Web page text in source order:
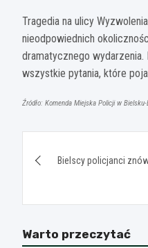
Tragedia na ulicy
nieodpowiednich
dramatycznego wydarzenia.
wszystkie pytania, które
Źródło: Komenda Miejska Policji w Bielsku-
wpisuBielscy policjanci
Warto przeczytać